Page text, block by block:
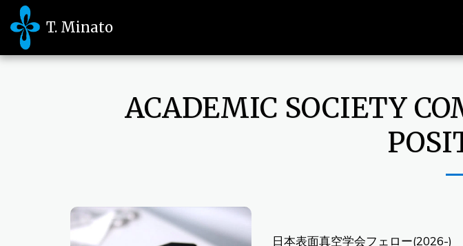
T. Minato
ACADEMIC SOCIETY
日本表面真空学会フェロー(2026-)